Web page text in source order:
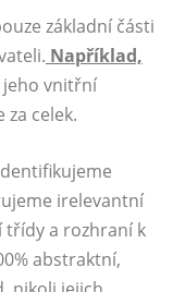
základní části
Například,
jeho vnitřní
za celek.
irelevantní
třídy a rozhraní k
abstraktní,